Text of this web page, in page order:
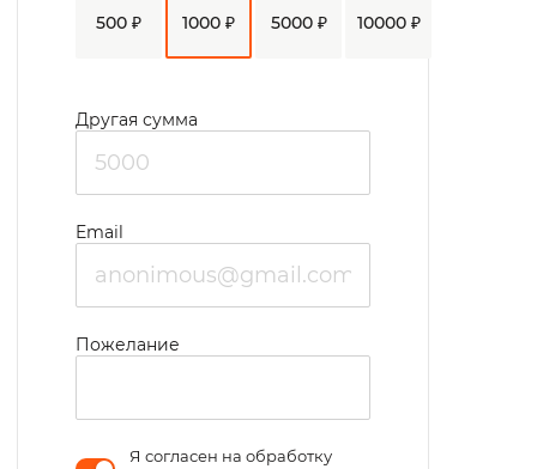
Важную роль отдают трудотерапии,
которая проходит под руководством
персонала. Участвуя и наблюдая
результаты своей работы, жильцы
ощущают свою значимость и испытывать
гордость за общее дело. Также
приобретаются новые профессиональные
500 ₽ 1000 ₽ 5000 ₽ 10000 ₽
Другая сумма
Email
Пожелание
Я согласен на обработку